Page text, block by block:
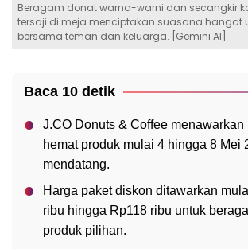
Beragam donat warna-warni dan secangkir
tersaji di meja menciptakan suasana hangat
bersama teman dan keluarga. [Gemini AI]
Baca 10 detik
J.CO Donuts & Coffee
hemat produk mulai 4 hingga 8 Mei
mendatang.
Harga paket diskon ditawarkan
ribu hingga Rp118 ribu untuk
produk pilihan.